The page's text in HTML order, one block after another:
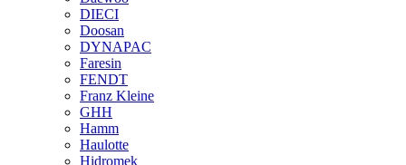
DIECI
Doosan
DYNAPAC
Faresin
FENDT
Franz Kleine
GHH
Hamm
Haulotte
Hidromek